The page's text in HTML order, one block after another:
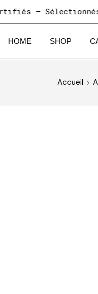
— Sélectionnés
HOME SHOP
Accueil